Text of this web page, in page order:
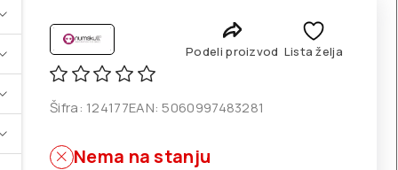
Podeli proizvod Lista želja
Šifra: 124177EAN:5060997483281
Nema na stanju